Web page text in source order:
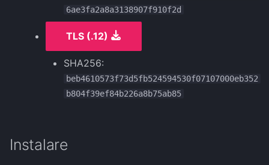
6ae3fa2a8a3138907f910f2d
TLS (.12)
SHA256:
beb4610573f73d5fb524594530f07107000eb352
b804f39ef84b226a8b75ab85
Instalare